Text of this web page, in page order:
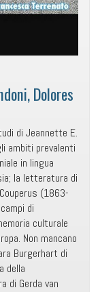
Dolores
di Jeannette E.
ambiti prevalenti
in lingua
la letteratura di
(1863-
di
culturale
Non mancano
Burgerhart di
della
di Gerda van